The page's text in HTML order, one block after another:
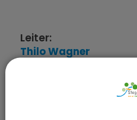
Leiter:
ThiloWagner